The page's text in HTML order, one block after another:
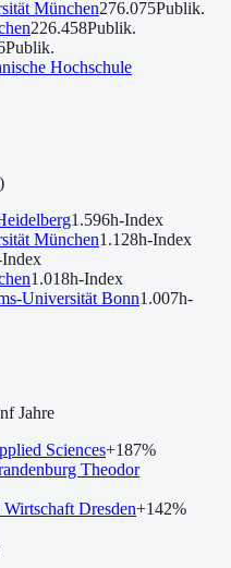
München276.075Publik.
226.458Publik.
Publik.
Hochschule
1.596h-Index
München1.128h-Index
1.018h-Index
Universität Bonn1.007h-
Jahre
Sciences+187%
Theodor
Dresden+142%